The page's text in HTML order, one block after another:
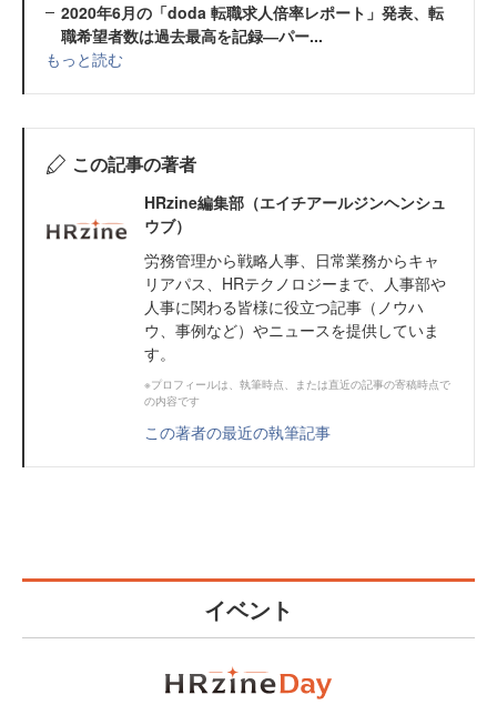
2020年6月の「doda 転職求人倍率レポート」発表、転
職希望者数は過去最高を記録―パー...
もっと読む
この記事の著者
HRzine編集部（エイチアールジンヘンシュ
ウブ）
労務管理から戦略人事、日常業務からキャ
リアパス、HRテクノロジーまで、人事部や
人事に関わる皆様に役立つ記事（ノウハ
ウ、事例など）やニュースを提供していま
す。
※プロフィールは、執筆時点、または直近の記事の寄稿時点で
の内容です
この著者の最近の執筆記事
イベント